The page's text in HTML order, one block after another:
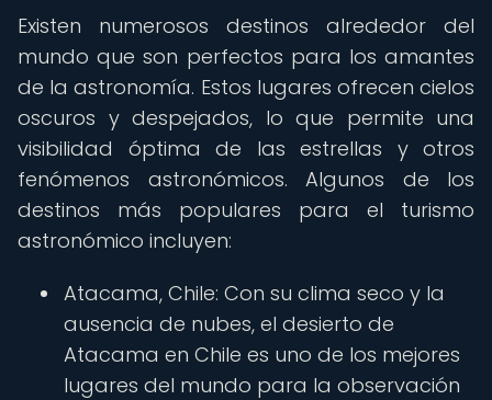
Existen numerosos destinos alrededor del
mundo que son perfectos para los amantes
de la astronomía. Estos lugares ofrecen cielos
oscuros y despejados, lo que permite una
visibilidad óptima de las estrellas y otros
fenómenos astronómicos. Algunos de los
destinos más populares para el turismo
astronómico incluyen:
Atacama, Chile: Con su clima seco y la
ausencia de nubes, el desierto de
Atacama en Chile es uno de los mejores
lugares del mundo para la observación